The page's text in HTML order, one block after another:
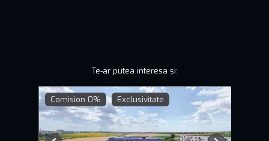
Te-ar putea interesa și:
Comision 0% Exclusivitate